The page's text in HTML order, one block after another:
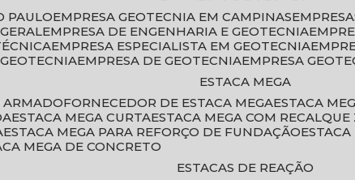
PAULO
EMPRESA GEOTECNIA EM CAMPINAS
EMPRESA DE ENGENHARIA E GEOTECNIA
EMPRESA ESPECIALISTA EM GEOTECNIA
EMPRESA DE GEOTECNIA EMPRESA
ESTACA MEGA
ARMADO
FORNECEDOR DE ESTACA MEGA ESTACA
ESTACA MEGA CURTA ESTACA MEGA COM RECALQUE
ESTACA MEGA PARA REFORÇO DE FUNDAÇÃO
MEGA DE CONCRETO
ESTACAS DE REAÇÃO